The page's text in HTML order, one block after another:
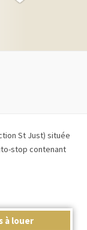
St Just) située
stop contenant
à louer